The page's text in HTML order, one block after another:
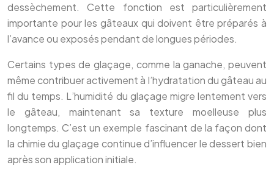
dessèchement. Cette fonction est particulièrement
importante pour les gâteaux qui doivent être préparés à
l’avance ou exposés pendant de longues périodes.
Certains types de glaçage, comme la ganache, peuvent
même contribuer activement à l’hydratation du gâteau au
fil du temps. L’humidité du glaçage migre lentement vers
le gâteau, maintenant sa texture moelleuse plus
longtemps. C’est un exemple fascinant de la façon dont
la chimie du glaçage continue d’influencer le dessert bien
après son application initiale.